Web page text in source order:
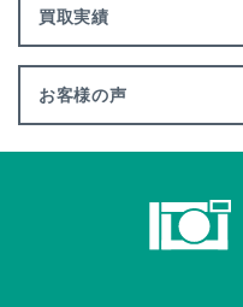
買取実績
お客様の声